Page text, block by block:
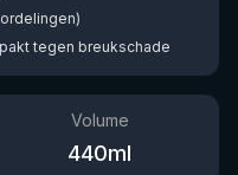
tegen breukschade
Volume
440ml